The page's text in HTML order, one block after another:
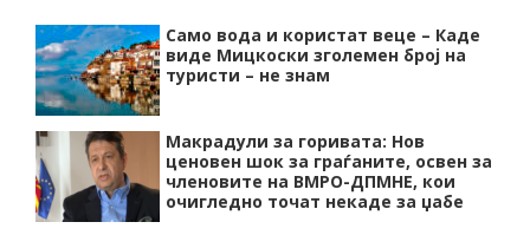
Само вода и користат веце – Каде
виде Мицкоски зголемен број на
туристи – не знам
Макрадули за горивата: Нов
ценовен шок за граѓаните, освен за
членовите на ВМРО-ДПМНЕ, кои
очигледно точат некаде за џабе